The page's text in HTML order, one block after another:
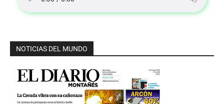
NOTICIAS DEL MUNDO